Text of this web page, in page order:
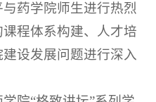
药学院师生进行热烈
程体系构建、人才培
设发展问题进行深入